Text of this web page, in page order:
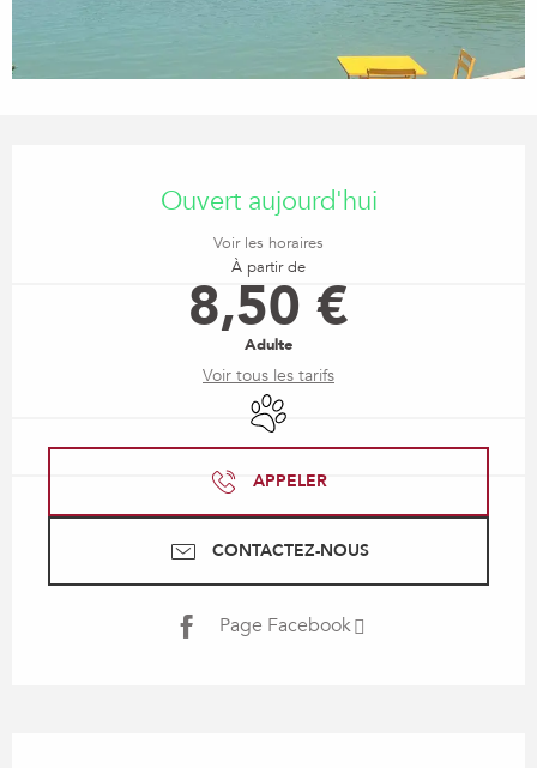
Ouvert aujourd'hui
Voir les horaires
À partir de
8,50 €
Adulte
Voir tous les tarifs
Animaux acceptés
APPELER
CONTACTEZ-NOUS
Page Facebook